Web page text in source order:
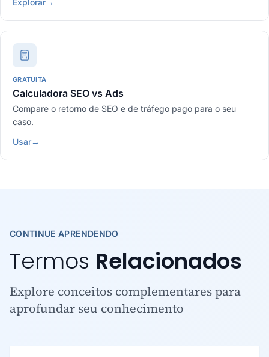
Explorar→
GRATUITA
Calculadora SEO vs Ads
Compare o retorno de SEO e de tráfego pago para o seu
caso.
Usar→
CONTINUE APRENDENDO
Termos Relacionados
Explore conceitos complementares para
aprofundar seu conhecimento